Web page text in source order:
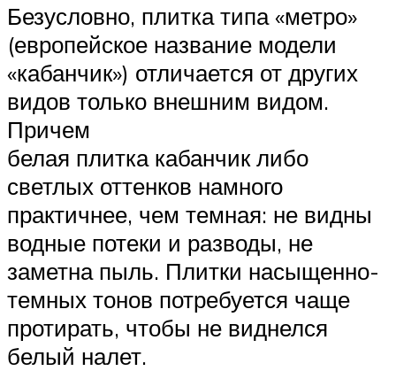
Безусловно, плитка типа «метро»
(европейское название модели
«кабанчик») отличается от других
видов только внешним видом.
Причем
белая плитка кабанчик либо
светлых оттенков намного
практичнее, чем темная: не видны
водные потеки и разводы, не
заметна пыль. Плитки насыщенно-
темных тонов потребуется чаще
протирать, чтобы не виднелся
белый налет.